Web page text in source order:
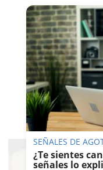
SEÑALES DE
¿Te sientes
señales lo